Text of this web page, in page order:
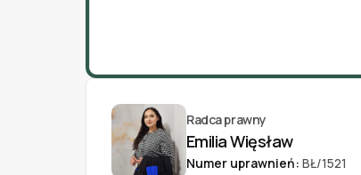
Radca prawny
Emilia Więsław
Numer uprawnień: BŁ/1521